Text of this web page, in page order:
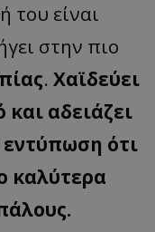
του είναι
στην πιο
. Χαϊδεύει
αδειάζει
εντύπωση ότι
καλύτερα